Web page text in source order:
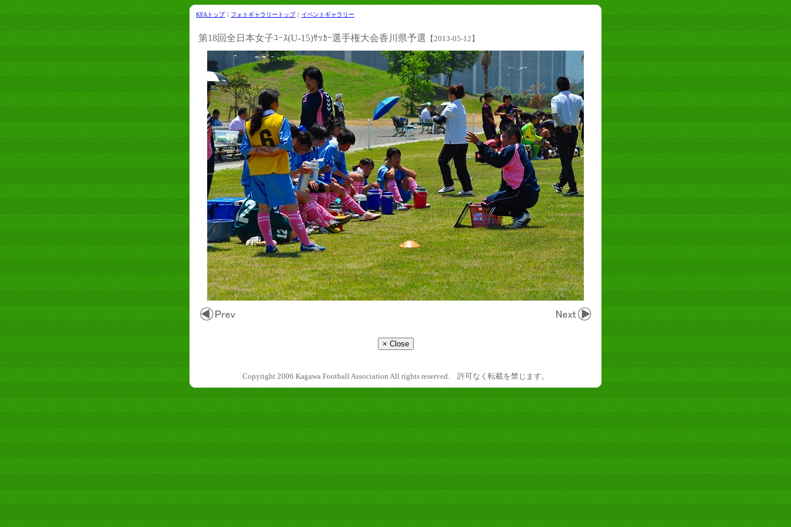
KFAトップ｜ フォトギャラリートップ｜ イベントギャラリー
第18回全日本女子ﾕｰｽ(U-15)ｻｯｶｰ選手権大会香川県予選 【2013-05-12】
Copyright 2006 Kagawa Football Association All rights reserved. 許可なく転載を禁じます。